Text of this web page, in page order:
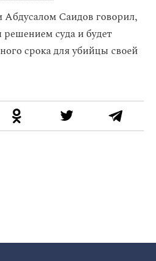
Абдусалом Саидов говорил,
решением суда и будет
срока для убийцы своей